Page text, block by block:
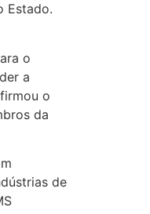
Estado.
o
a
o
da
de